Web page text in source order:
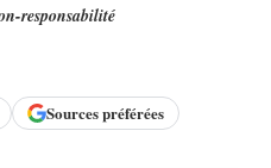
responsabilité
Sources préférées